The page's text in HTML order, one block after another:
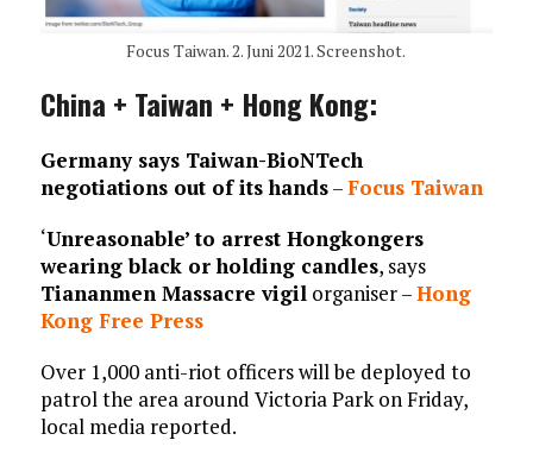
Focus Taiwan. 2. Juni 2021. Screenshot.
China + Taiwan + Hong Kong:
Germany says Taiwan-BioNTech
negotiations out of its hands–Focus Taiwan
‘Unreasonable’ to arrest Hongkongers
wearing black or holding candles, says
Tiananmen Massacre vigilorganiser –Hong
Kong Free Press
Over 1,000 anti-riot officers will be deployed to
patrol the area around Victoria Park on Friday,
local media reported.